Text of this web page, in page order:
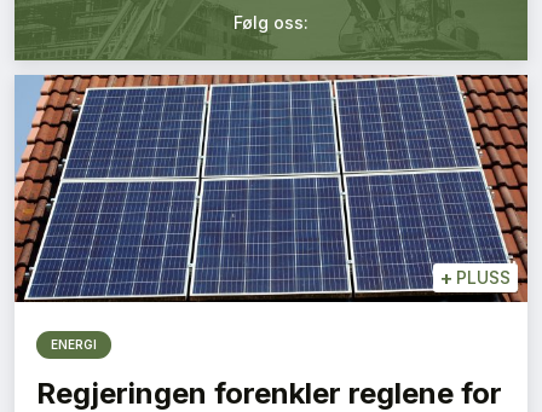
Login
Følg oss:
+ PLUSS
ENERGI
Regjeringen forenkler reglene for